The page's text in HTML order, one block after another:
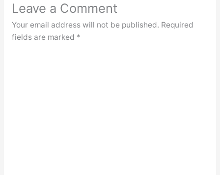
Leave a Comment
Your email address will not be published. Required
fields are marked *